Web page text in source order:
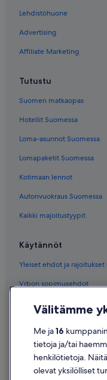
Lehdistöhuone
Advertising
Affiliate Marketing
Tutustu
Suomen matkaopas
Hotellit Suomessa
Loma-asunnot Suomessa
Lomapaketit Suomessa
Kotimaan lennot
Autonvuokraus Suomessa
Kaikki majoitustyypit
Käytännöt
Yleiset ehdot ja
Vrbon sopimusehdot
Saavutettavuus
Evästeet
Käyttöehdot
Välitämme
Me ja16
tietoja ja/tai
henkilötietoja.
olevat yksilölliset